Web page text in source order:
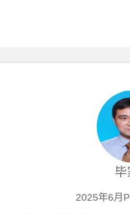
毕
2025年6月